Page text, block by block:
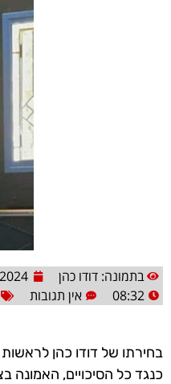
בתמונה: דודו כהן
08:32
אין תגובות
בחירתו של דודו כהן
כנגד כל הסיכויים, האמונה